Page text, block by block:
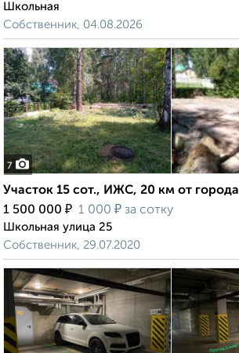
Школьная
Собственник, 04.08.2026
7
Участок 15 сот., ИЖС, 20 км от города
1 500 000 ₽ 1 000 ₽ за сотку
Школьная улица 25
Собственник, 29.07.2020